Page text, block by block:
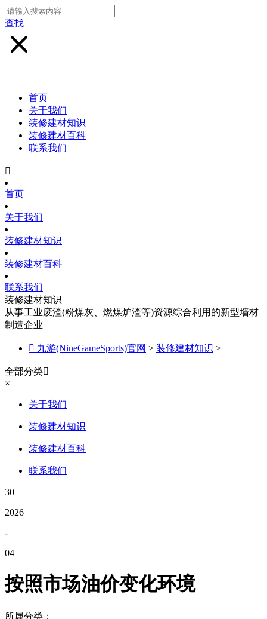
查找
首页
关于我们
装修建材知识
装修建材百科
联系我们

首页
关于我们
装修建材知识
装修建材百科
联系我们
装修建材知识
从事工业废渣(粉煤灰、燃煤炉渣等)资源综合利用的新型墙材
制造企业
 九游(NineGameSports)官网 > 装修建材知识 >
全部分类
×
关于我们
装修建材知识
装修建材百科
联系我们
30
2026
-
04
按照市场油价变化环境
所属分类：